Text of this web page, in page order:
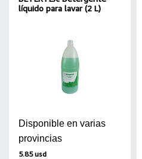
líquido para lavar (2 L)
Disponible en varias
provincias
5.85 usd